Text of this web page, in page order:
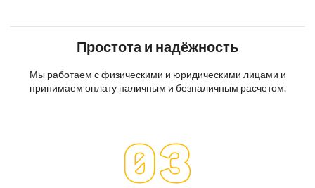
Простота и надёжность
Мы работаем с физическими и юридическими лицами и
принимаем оплату наличным и безналичным расчетом.